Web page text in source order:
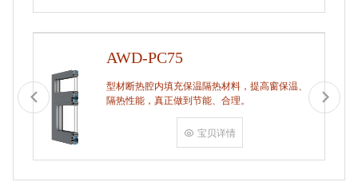
AWD-PC75
型材断热腔内填充保温隔热材料，提高窗保温、
隔热性能，真正做到节能、合理。
宝贝详情